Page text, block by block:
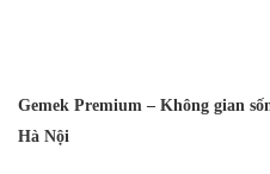
Gemek Premium – Không gian
Hà Nội